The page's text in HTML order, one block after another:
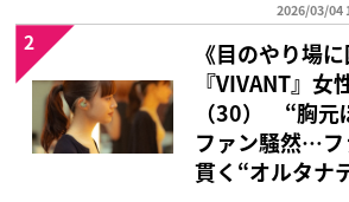
2026/03/04
《目のやり場に
『VIVANT』女
（30） “胸元
ファン騒然…フ
貫く“オルタナ
2